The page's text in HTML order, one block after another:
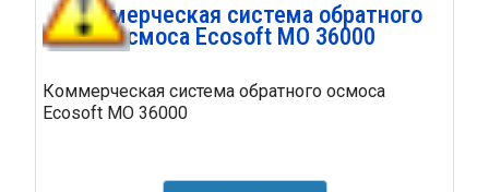
Коммерческая система обратного
осмоса Ecosoft MO 36000
Коммерческая система обратного осмоса
Ecosoft MO 36000